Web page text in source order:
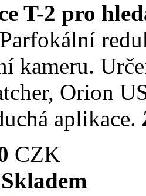
T-2 pro
Parfokální
kameru.
Orion
aplikace.
CZK
Skladem